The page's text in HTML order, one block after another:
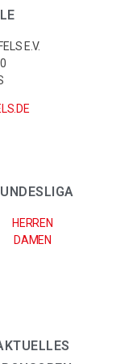
E.V.
HERREN
DAMEN